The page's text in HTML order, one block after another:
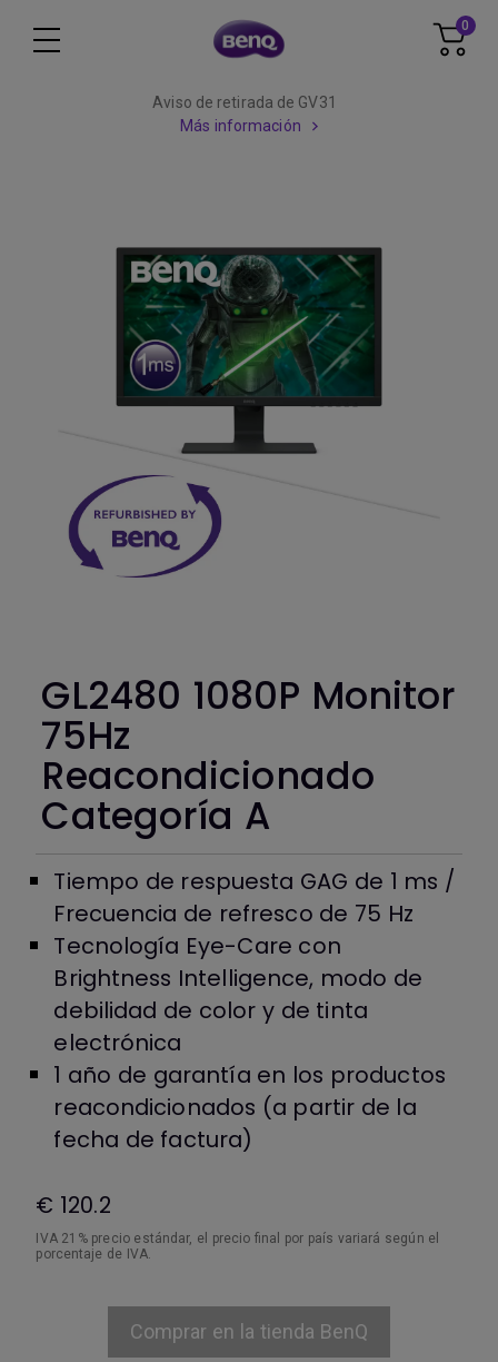
0
Aviso de retirada de GV31
Más información
GL2480 1080P Monitor
75Hz
Reacondicionado
Categoría A
Tiempo de respuesta GAG de 1 ms /
Frecuencia de refresco de 75 Hz
Tecnología Eye-Care con
Brightness Intelligence, modo de
debilidad de color y de tinta
electrónica
1 año de garantía en los productos
reacondicionados (a partir de la
fecha de factura)
€ 120.2
IVA 21% precio estándar, el precio final por país variará según el
porcentaje de IVA.
Comprar en la tienda BenQ